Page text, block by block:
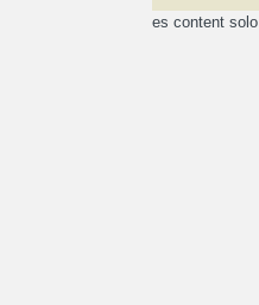
es content solo